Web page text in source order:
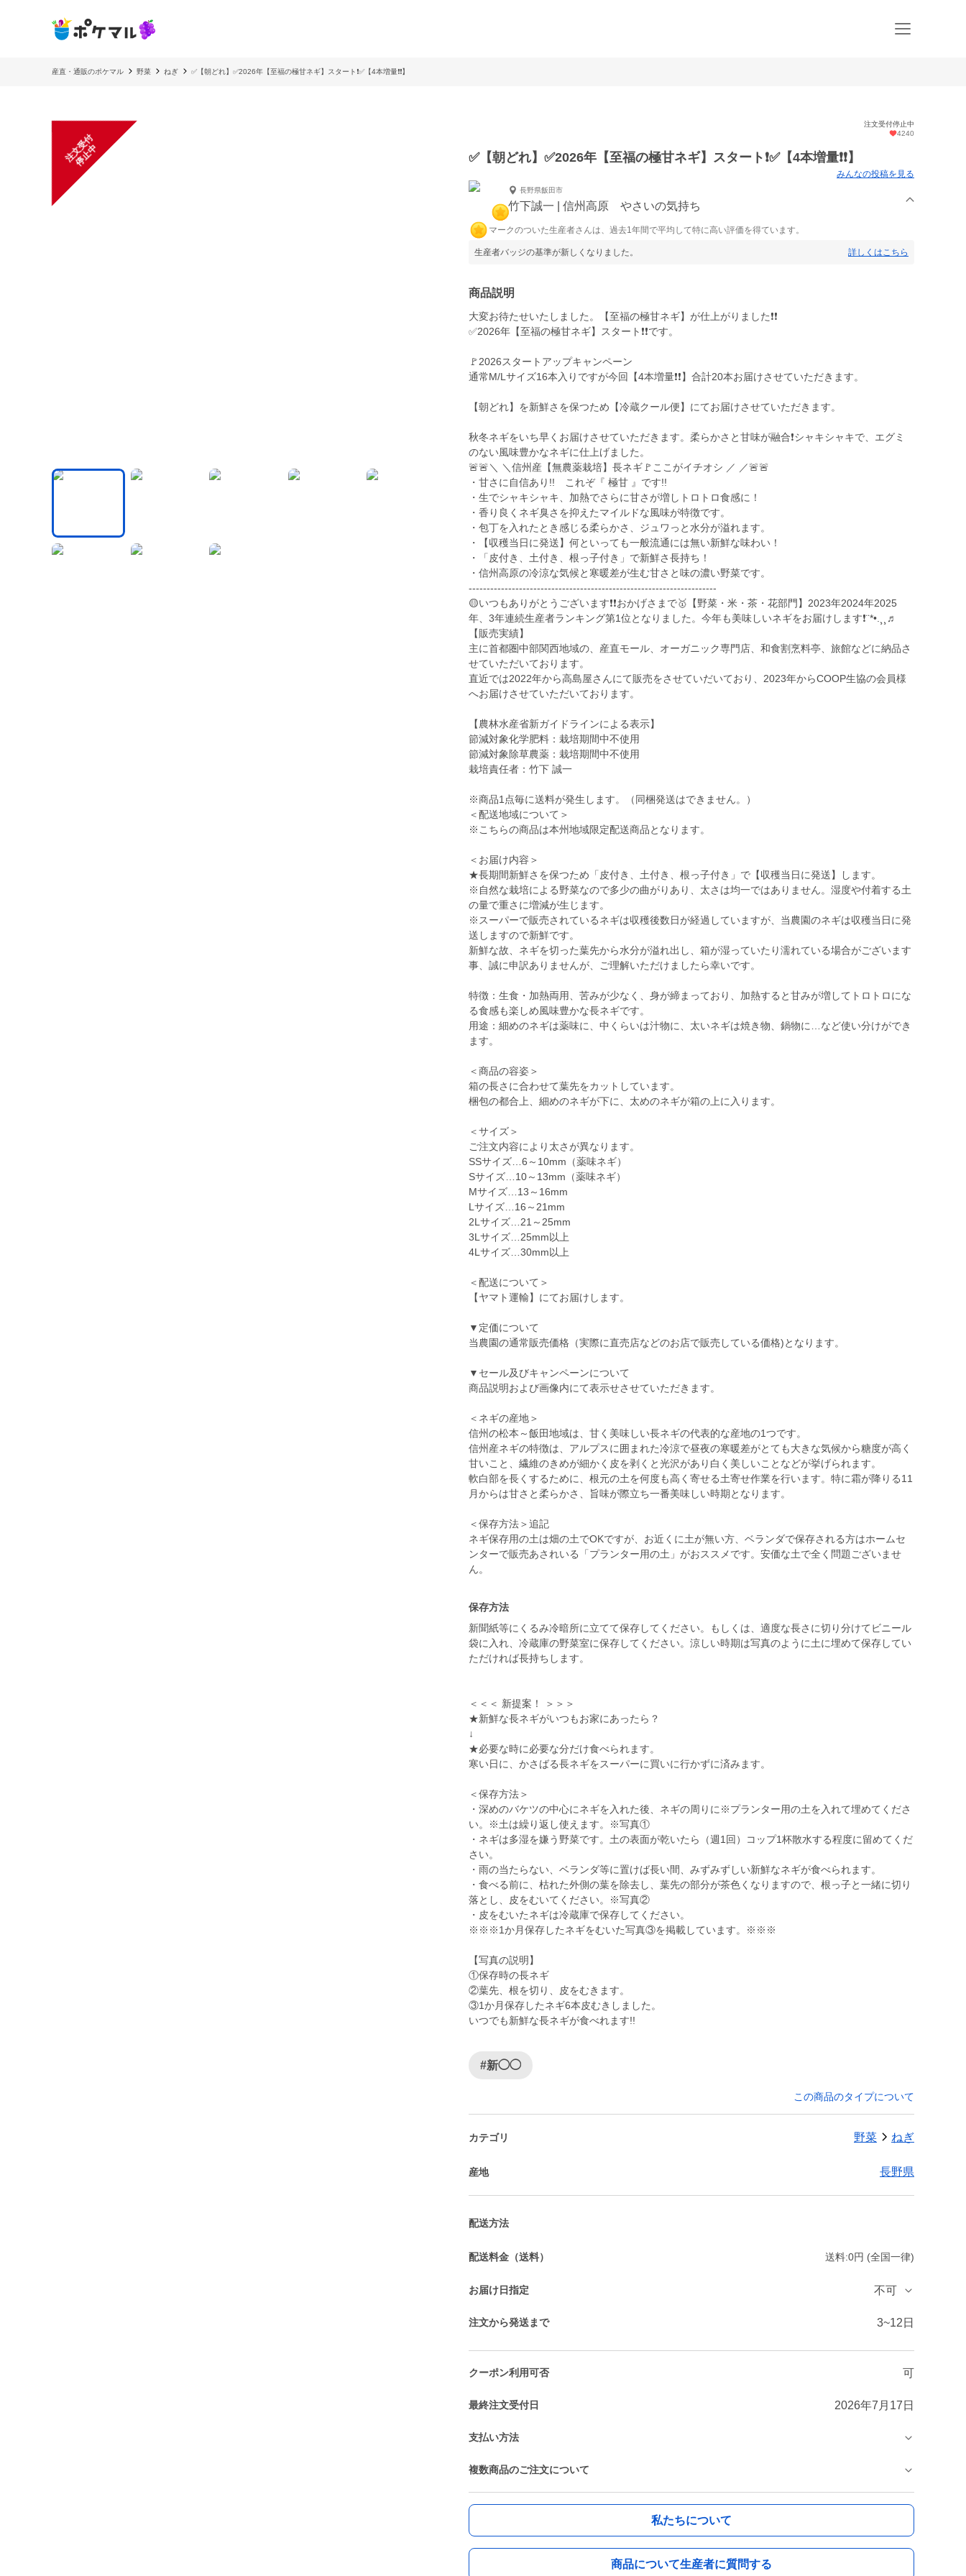
産直・通販のポケマル 野菜 ねぎ ✅【朝どれ】✅2026年【至福の極甘ネギ】スタート❗️✅【4本増量❗️❗️】
注
文
受
付
停
止
中
注文受付停止中
4240
✅【朝どれ】✅2026年【至福の極甘ネギ】スタート❗️✅【4本増量❗️❗️】
みんなの投稿を見る
長野県飯田市
竹下誠一 | 信州高原 やさいの気持ち
マークのついた生産者さんは、過去1年間で平均して特に高い評価を得ています。
生産者バッジの基準が新しくなりました。 詳しくはこちら
商品説明
大変お待たせいたしました。【至福の極甘ネギ】が仕上がりました❗️❗️
✅2026年【至福の極甘ネギ】スタート❗️❗️です。
🚩2026スタートアップキャンペーン
通常M/Lサイズ16本入りですが今回【4本増量❗️❗️】合計20本お届けさせていただきます。
【朝どれ】を新鮮さを保つため【冷蔵クール便】にてお届けさせていただきます。
秋冬ネギをいち早くお届けさせていただきます。柔らかさと甘味が融合❗️シャキシャキで、エグミ
のない風味豊かなネギに仕上げました。
🚨🚨＼ ＼信州産【無農薬栽培】長ネギ🚩ここがイチオシ ／ ／🚨🚨
・甘さに自信あり!! これぞ『 極甘 』です!!
・生でシャキシャキ、加熱でさらに甘さが増しトロトロ食感に！
・香り良くネギ臭さを抑えたマイルドな風味が特徴です。
・包丁を入れたとき感じる柔らかさ、ジュワっと水分が溢れます。
・【収穫当日に発送】何といっても一般流通には無い新鮮な味わい！
・「皮付き、土付き、根っ子付き」で新鮮さ長持ち！
・信州高原の冷涼な気候と寒暖差が生む甘さと味の濃い野菜です。
---------------------------------------------------------------------
🟡いつもありがとうございます❗️❗️おかげさまで🥇【野菜・米・茶・花部門】2023年2024年2025
年、3年連続生産者ランキング第1位となりました。今年も美味しいネギをお届けします❗️¨*•.¸¸♬
【販売実績】
主に首都圏中部関西地域の、産直モール、オーガニック専門店、和食割烹料亭、旅館などに納品さ
せていただいております。
直近では2022年から高島屋さんにて販売をさせていだいており、2023年からCOOP生協の会員様
へお届けさせていただいております。
【農林水産省新ガイドラインによる表示】
節減対象化学肥料：栽培期間中不使用
節減対象除草農薬：栽培期間中不使用
栽培責任者：竹下 誠一
※商品1点毎に送料が発生します。（同梱発送はできません。）
＜配送地域について＞
※こちらの商品は本州地域限定配送商品となります。
＜お届け内容＞
★長期間新鮮さを保つため「皮付き、土付き、根っ子付き」で【収穫当日に発送】します。
※自然な栽培による野菜なので多少の曲がりあり、太さは均一ではありません。湿度や付着する土
の量で重さに増減が生じます。
※スーパーで販売されているネギは収穫後数日が経過していますが、当農園のネギは収穫当日に発
送しますので新鮮です。
新鮮な故、ネギを切った葉先から水分が溢れ出し、箱が湿っていたり濡れている場合がございます
事、誠に申訳ありませんが、ご理解いただけましたら幸いです。
特徴：生食・加熱両用、苦みが少なく、身が締まっており、加熱すると甘みが増してトロトロにな
る食感も楽しめ風味豊かな長ネギです。
用途：細めのネギは薬味に、中くらいは汁物に、太いネギは焼き物、鍋物に…など使い分けができ
ます。
＜商品の容姿＞
箱の長さに合わせて葉先をカットしています。
梱包の都合上、細めのネギが下に、太めのネギが箱の上に入ります。
＜サイズ＞
ご注文内容により太さが異なります。
SSサイズ…6～10mm（薬味ネギ）
Sサイズ…10～13mm（薬味ネギ）
Mサイズ…13～16mm
Lサイズ…16～21mm
2Lサイズ…21～25mm
3Lサイズ…25mm以上
4Lサイズ…30mm以上
＜配送について＞
【ヤマト運輸】にてお届けします。
▼定価について
当農園の通常販売価格（実際に直売店などのお店で販売している価格)となります。
▼セール及びキャンペーンについて
商品説明および画像内にて表示せさせていただきます。
＜ネギの産地＞
信州の松本～飯田地域は、甘く美味しい長ネギの代表的な産地の1つです。
信州産ネギの特徴は、アルプスに囲まれた冷涼で昼夜の寒暖差がとても大きな気候から糖度が高く
甘いこと、繊維のきめが細かく皮を剥くと光沢があり白く美しいことなどが挙げられます。
軟白部を長くするために、根元の土を何度も高く寄せる土寄せ作業を行います。特に霜が降りる11
月からは甘さと柔らかさ、旨味が際立ち一番美味しい時期となります。
＜保存方法＞追記
ネギ保存用の土は畑の土でOKですが、お近くに土が無い方、ベランダで保存される方はホームセ
ンターで販売あされいる「プランター用の土」がおススメです。安価な土で全く問題ございませ
ん。
保存方法
新聞紙等にくるみ冷暗所に立てて保存してください。もしくは、適度な長さに切り分けてビニール
袋に入れ、冷蔵庫の野菜室に保存してください。涼しい時期は写真のように土に埋めて保存してい
ただければ長持ちします。
＜＜＜ 新提案！ ＞＞＞
★新鮮な長ネギがいつもお家にあったら？
↓
★必要な時に必要な分だけ食べられます。
寒い日に、かさばる長ネギをスーパーに買いに行かずに済みます。
＜保存方法＞
・深めのバケツの中心にネギを入れた後、ネギの周りに※プランター用の土を入れて埋めてくださ
い。※土は繰り返し使えます。※写真①
・ネギは多湿を嫌う野菜です。土の表面が乾いたら（週1回）コップ1杯散水する程度に留めてくだ
さい。
・雨の当たらない、ベランダ等に置けば長い間、みずみずしい新鮮なネギが食べられます。
・食べる前に、枯れた外側の葉を除去し、葉先の部分が茶色くなりますので、根っ子と一緒に切り
落とし、皮をむいてください。※写真②
・皮をむいたネギは冷蔵庫で保存してください。
※※※1か月保存したネギをむいた写真③を掲載しています。※※※
【写真の説明】
①保存時の長ネギ
②葉先、根を切り、皮をむきます。
③1か月保存したネギ6本皮むきしました。
いつでも新鮮な長ネギが食べれます!!
#新◯◯
この商品のタイプについて
カテゴリ 野菜 ねぎ
産地 長野県
配送方法
配送料金（送料） 送料:0円 (全国一律)
お届け日指定 不可
注文から発送まで 3~12日
クーポン利用可否 可
最終注文受付日 2026年7月17日
支払い方法
複数商品のご注文について
私たちについて
商品について生産者に質問する